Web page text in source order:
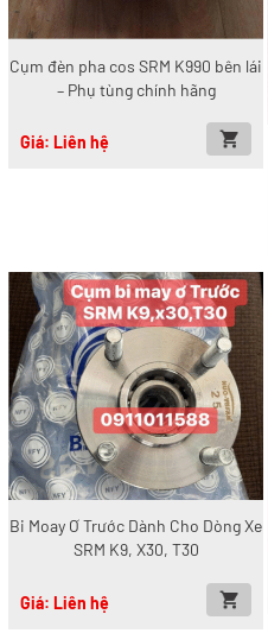
Cụm đèn pha cos SRM K990 bên lái
– Phụ tùng chính hãng
Giá: Liên hệ
Bi Moay Ơ Trước Dành Cho Dòng Xe
SRM K9, X30, T30
Giá: Liên hệ